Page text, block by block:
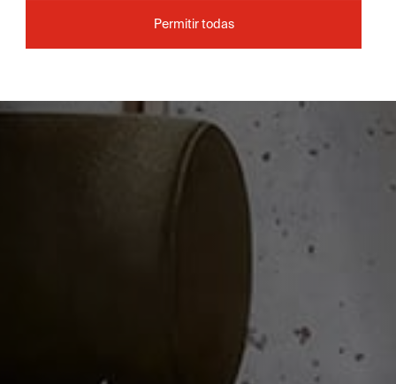
Permitir todas